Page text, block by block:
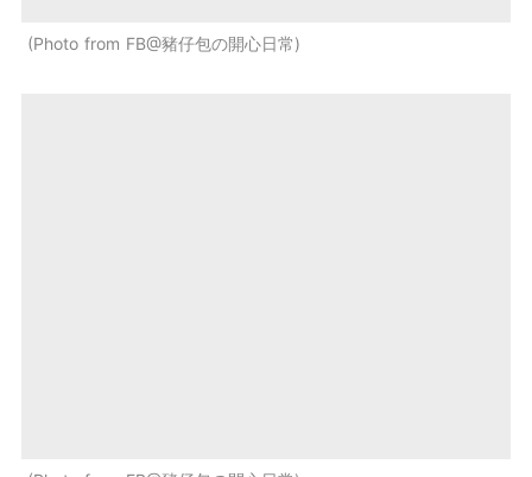
Photo from FB@豬仔包の開心日常